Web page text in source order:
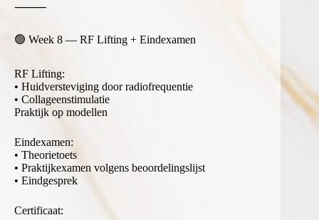
⸻
🟢 Week 8 — RF Lifting + Eindexamen
RF Lifting:
• Huidversteviging door radiofrequentie
• Collageenstimulatie
Praktijk op modellen
Eindexamen:
• Theorietoets
• Praktijkexamen volgens beoordelingslijst
• Eindgesprek
Certificaat: